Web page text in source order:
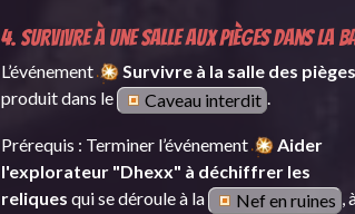
4. Survivre à une salle aux pièges dans la
L’événement Survivre à la salle des pièges
produit dans le
Caveau interdit .
Prérequis : Terminer l’événement
Aider
l'explorateur "Dhexx" à déchiffrer les
reliques qui se déroule à la Nef en ruines ,